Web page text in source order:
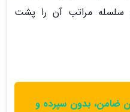
و سلسله مراتب آن را پشت
ضامن، بدون سپرده و